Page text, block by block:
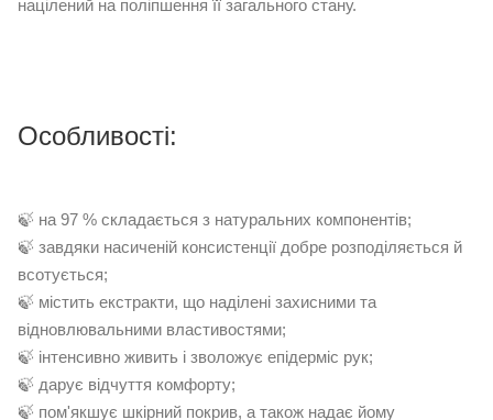
націлений на поліпшення її загального стану.
Особливості:
🍃 на 97 % складається з натуральних компонентів;
🍃 завдяки насиченій консистенції добре розподіляється й
всотується;
🍃 містить екстракти, що наділені захисними та
відновлювальними властивостями;
🍃 інтенсивно живить і зволожує епідерміс рук;
🍃 дарує відчуття комфорту;
🍃 пом'якшує шкірний покрив, а також надає йому